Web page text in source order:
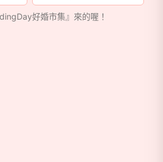
好婚市集』來的喔！